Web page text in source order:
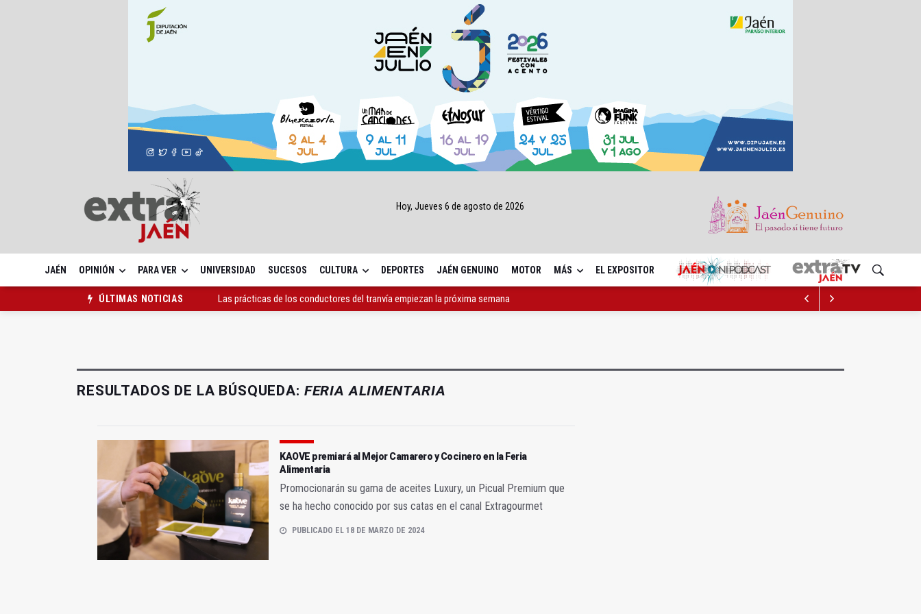
Hoy, Jueves 6 de agosto de 2026
JAÉN OPINIÓN PARA VER UNIVERSIDAD SUCESOS CULTURA DEPORTES JAÉN GENUINO MOTOR MÁS EL EXPOSITOR
ÚLTIMAS NOTICIAS
Las prácticas de los conductores del tranvía empiezan la próxima semana
RESULTADOS DE LA BÚSQUEDA: FERIA ALIMENTARIA
KAOVE premiará al Mejor Camarero y Cocinero en la Feria
Alimentaria
Promocionarán su gama de aceites Luxury, un Picual Premium que
se ha hecho conocido por sus catas en el canal Extragourmet
PUBLICADO EL 18 DE MARZO DE 2024